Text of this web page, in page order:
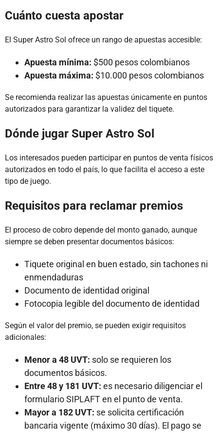
Cuánto cuesta apostar
El Super Astro Sol ofrece un rango de apuestas accesible:
Apuesta mínima: $500 pesos colombianos
Apuesta máxima: $10.000 pesos colombianos
Se recomienda realizar las apuestas únicamente en puntos
autorizados para garantizar la validez del tiquete.
Dónde jugar Super Astro Sol
Los interesados pueden participar en puntos de venta físicos
autorizados en todo el país, lo que facilita el acceso a este
tipo de juego.
Requisitos para reclamar premios
El proceso de cobro depende del monto ganado, aunque
siempre se deben presentar documentos básicos:
Tiquete original en buen estado, sin tachones ni
enmendaduras
Documento de identidad original
Fotocopia legible del documento de identidad
Según el valor del premio, se pueden exigir requisitos
adicionales:
Menor a 48 UVT: solo se requieren los
documentos básicos.
Entre 48 y 181 UVT: es necesario diligenciar el
formulario SIPLAFT en el punto de venta.
Mayor a 182 UVT: se solicita certificación
bancaria vigente (máximo 30 días). El pago se